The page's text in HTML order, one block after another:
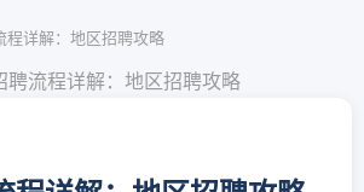
程详解：地区招聘攻略
聘流程详解：地区招聘攻略